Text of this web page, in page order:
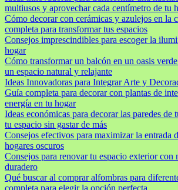
multiusos y aprovechar cada centímetro de tu
Cómo decorar con cerámicas y azulejos en la
completa para transformar tus espacios
Consejos imprescindibles para escoger la
hogar
Cómo transformar un balcón en un oasis
un espacio natural y relajante
Ideas Innovadoras para Integrar Arte y
Guía completa para decorar con plantas de
energía en tu hogar
Ideas económicas para decorar las paredes de
tu espacio sin gastar de más
Consejos efectivos para maximizar la entrada
hogares oscuros
Consejos para renovar tu espacio exterior con
duradero
Qué buscar al comprar alfombras para
completa para elegir la opción perfecta